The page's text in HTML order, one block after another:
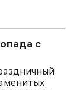
с